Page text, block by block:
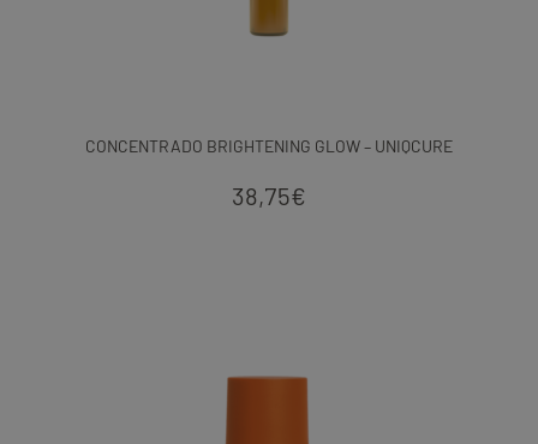
CONCENTRADO BRIGHTENING GLOW – UNIQCURE
38,75€